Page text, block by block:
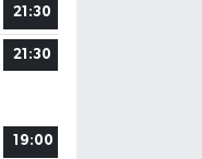
21:30
21:30
19:00